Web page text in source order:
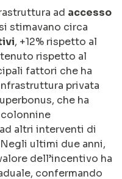
ad accesso
stimavano circa
, +12% rispetto al
rispetto al
fattori che ha
privata
che ha
altri interventi di
ultimi due anni,
dell’incentivo ha
confermando